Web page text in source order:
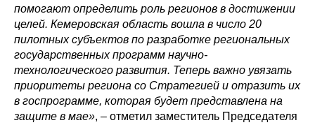
помогают определить роль регионов в достижении
целей. Кемеровская область вошла в число 20
пилотных субъектов по разработке региональных
государственных программ научно-
технологического развития. Теперь важно увязать
приоритеты региона со Стратегией и отразить их
в госпрограмме, которая будет представлена на
защите в мае», – отметил заместитель Председателя